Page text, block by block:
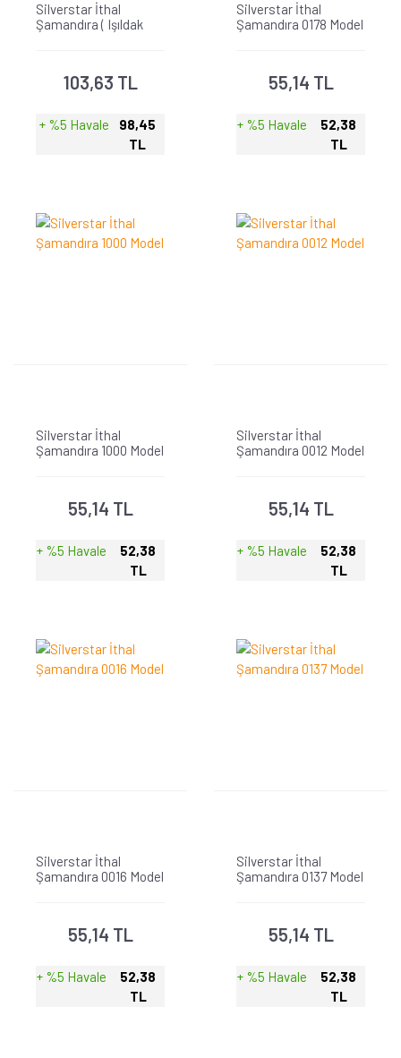
Silverstar İthal
Şamandıra ( Işıldak
103,63 TL
+ %5 Havale
98,45
TL
Silverstar İthal
Şamandıra 0178 Model
55,14 TL
+ %5 Havale
52,38
TL
Silverstar İthal
Şamandıra 1000 Model
55,14 TL
+ %5 Havale
52,38
TL
Silverstar İthal
Şamandıra 0012 Model
55,14 TL
+ %5 Havale
52,38
TL
Silverstar İthal
Şamandıra 0016 Model
55,14 TL
+ %5 Havale
52,38
TL
Silverstar İthal
Şamandıra 0137 Model
55,14 TL
+ %5 Havale
52,38
TL